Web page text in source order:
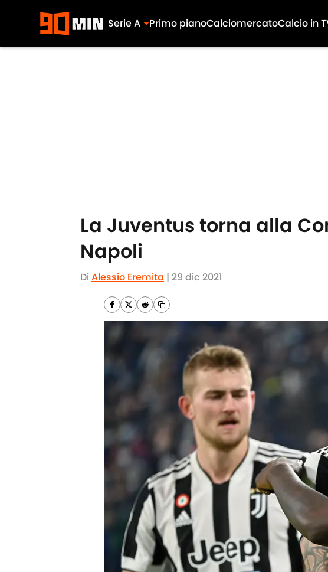
Serie A Primo pianoCalciomercatoCalcio in
La Juventus torna alla
Napoli
Di Alessio Eremita | 29 dic 2021